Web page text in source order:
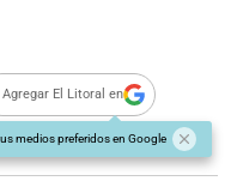
Agregar El Litoral en
medios preferidos en Google